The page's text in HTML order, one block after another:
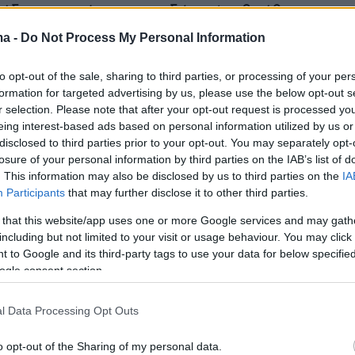
- Do Not Process My Personal Information
opt-out of the sale, sharing to third parties, or processing of your
for targeted advertising by us, please use the below opt-out
selection. Please note that after your opt-out request is processed
interest-based ads based on personal information utilized by us
to third parties prior to your opt-out. You may separately
of your personal information by third parties on the IAB’s list of
This information may also be disclosed by us to third parties on the
Participants that may further disclose it to other third parties.
that this website/app uses one or more Google services and may
but not limited to your visit or usage behaviour. You may
to Google and its third-party tags to use your data for below
consent section.
Data Processing Opt Outs
opt-out of the Sharing of my personal data.
σε κατάσταση κινδύνου), αβοήθητους
κατάσταση <<ενδεχόμενου>>
υποχρεωτική και αποκλειστική
γνώριζαν ότι αν παραμείνουν αβοήθητοι,
λυτρωτική ενέργεια της διάσωσής
είχαν ιδιαίτερη νομική υποχρέωση να
και παρεμποδίσουν την επέλευση του
βεβαιότητα θα κινδυνέψει η ζωή και υγεία
«Αν γίνονταν η επιβεβλημένη και
που όντως δεν έγινε, όπως πχ στο Ν.
όποιες περιοχές έγινε, αυτή ήταν πολύ